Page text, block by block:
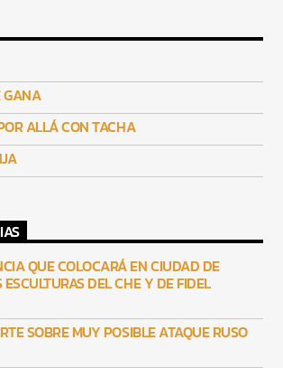
GANA
ALLÁ CON TACHA
QUE COLOCARÁ EN CIUDAD DE
DEL CHE Y DE FIDEL
SOBRE MUY POSIBLE ATAQUE RUSO